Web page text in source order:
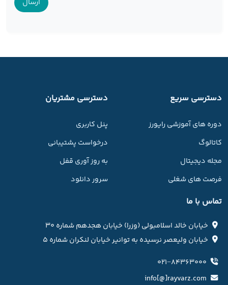
دسترسی سریع
دوره های آموزشی رایورز
کاتالوگ
مجله دیجیتال
فرصت های شغلی
دسترسی مشتریان
پنل کاربری
درخواست پشتیبانی
به روز آوری قفل
سرور دانلود
تماس با ما
خیابان خالد اسلامبولی (وزرا) خیابان هجدهم شماره ۳۰
خیابان ولیعصر نرسیده به توانیر خیابان لنکران شماره ۵
۰۲۱−۸۴۳۶۳۰۰۰
info[@]rayvarz.com